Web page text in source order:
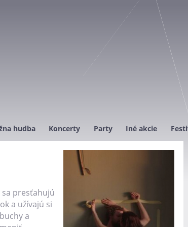
hudba Koncerty Party Iné akcie
sa presťahujú
a užívajú si
a